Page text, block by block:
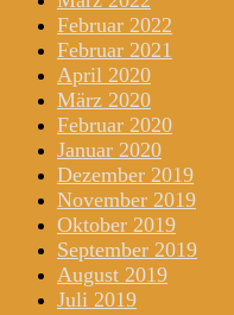
Februar 2022
Februar 2021
April 2020
März 2020
Februar 2020
Januar 2020
Dezember 2019
November 2019
Oktober 2019
September 2019
August 2019
Juli 2019